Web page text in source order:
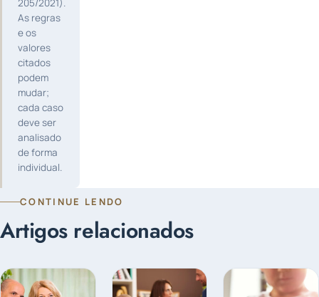
205/2021).
As regras
e os
valores
citados
podem
mudar;
cada caso
deve ser
analisado
de forma
individual.
CONTINUE LENDO
Artigos relacionados